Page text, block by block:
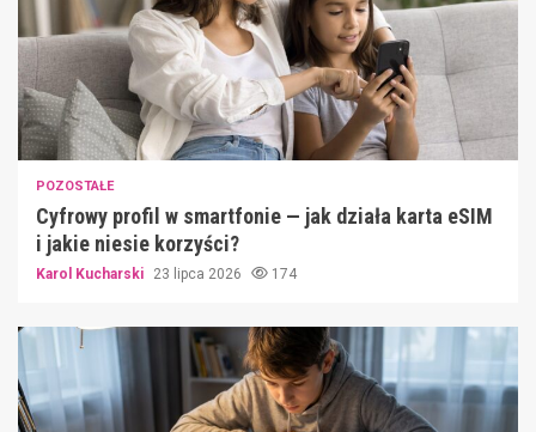
POZOSTAŁE
Cyfrowy profil w smartfonie — jak działa karta eSIM
i jakie niesie korzyści?
Karol Kucharski 23 lipca 2026 174